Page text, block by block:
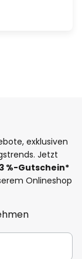
exklusiven
Jetzt
%-Gutschein*
Onlineshop